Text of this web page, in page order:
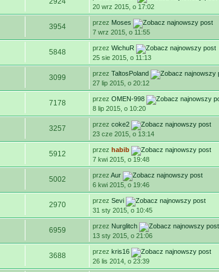
20 wrz 2015, o 17:02
3954 przez Moses
7 wrz 2015, o 11:55
5848 przezWichuR
25 sie 2015, o 11:13
3099 przezTaltosPoland
27 lip 2015, o 20:12
7178 przezOMEN-998
8 lip 2015, o 10:20
3257 przezcoke2
23 cze 2015, o 13:14
5912 przezhabib
7 kwi 2015, o 19:48
5002 przezAur
6 kwi 2015, o 19:46
2970 przezSevi
31 sty 2015, o 10:45
6959 przez Nurglitch
13 sty 2015, o 21:06
3688 przezkris16
26 lis 2014, o 23:39